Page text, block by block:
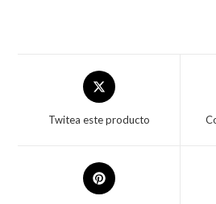
Twitea este producto